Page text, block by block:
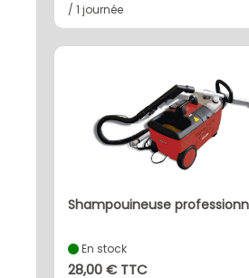
/ 1 journée
shampouineuse
En stock
28,00 € TTC